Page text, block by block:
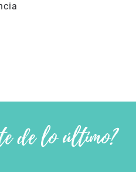
de lo último?